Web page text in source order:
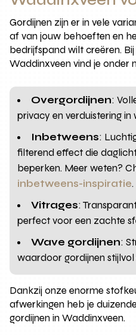
Gordijnen zijn er in vele
af van jouw behoeften en
bedrijfspand wilt creëren.
Waddinxveen vind je onder
Overgordijnen:
privacy en verduistering
Inbetweens:
filterend effect die
beperken. Meer weten?
inbetweens-inspiratie.
Vitrages:
perfect voor een zachte
Wave gordijnen:
waardoor gordijnen
Dankzij onze enorme
afwerkingen heb je
gordijnen in Waddinxveen.